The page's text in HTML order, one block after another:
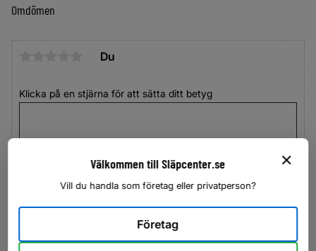
Omdömen
Du
Klicka på en stjärna för att sätta ditt betyg
Välkommen till Släpcenter.se
Vill du handla som företag eller privatperson?
Företag